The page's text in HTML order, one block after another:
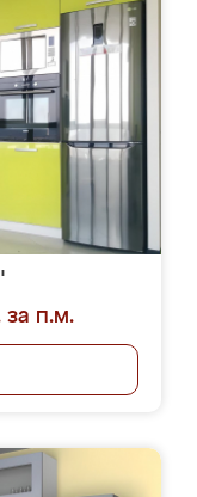
за п.м.